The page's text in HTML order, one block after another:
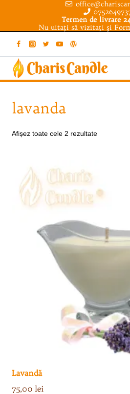
content
Termen de livrare
Nu uitaţi să vizitaţi şi
lavanda
Afișez toate cele 2 rezultate
Lavandă
75,00 lei